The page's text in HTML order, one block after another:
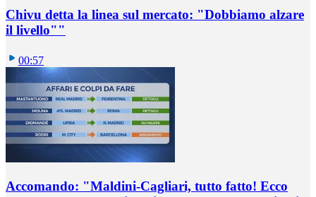
Chivu detta la linea sul mercato: "Dobbiamo alzare
il livello""
00:57
Accomando: "Maldini-Cagliari, tutto fatto! Ecco